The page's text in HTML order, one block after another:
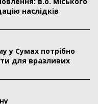
наслідків
у Сумах потрібно
для вразливих